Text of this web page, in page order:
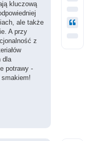
kluczową
ale także
A przy
z
dla
potrawy -
smakiem!